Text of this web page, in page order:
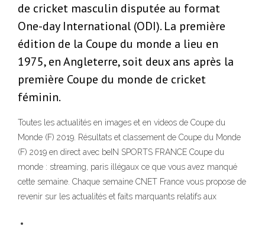
de cricket masculin disputée au format
One-day International (ODI). La première
édition de la Coupe du monde a lieu en
1975, en Angleterre, soit deux ans après la
première Coupe du monde de cricket
féminin.
Toutes les actualités en images et en videos de Coupe du
Monde (F) 2019. Résultats et classement de Coupe du Monde
(F) 2019 en direct avec beIN SPORTS FRANCE Coupe du
monde : streaming, paris illégaux ce que vous avez manqué
cette semaine. Chaque semaine CNET France vous propose de
revenir sur les actualités et faits marquants relatifs aux